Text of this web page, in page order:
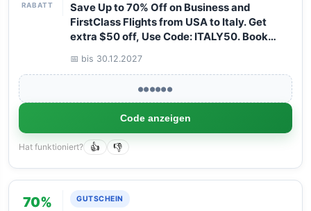
RABATT
Save Up to 70% Off on Business and
FirstClass Flights from USA to Italy. Get
extra $50 off, Use Code: ITALY50. Book
📅 bis 30.12.2027
●●●●●●
Code anzeigen
Hat funktioniert? 👍 👎
70% GUTSCHEIN